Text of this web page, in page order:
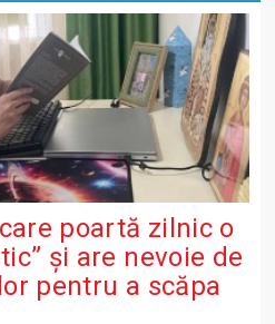
poartă zilnic o
și are nevoie de
pentru a scăpa